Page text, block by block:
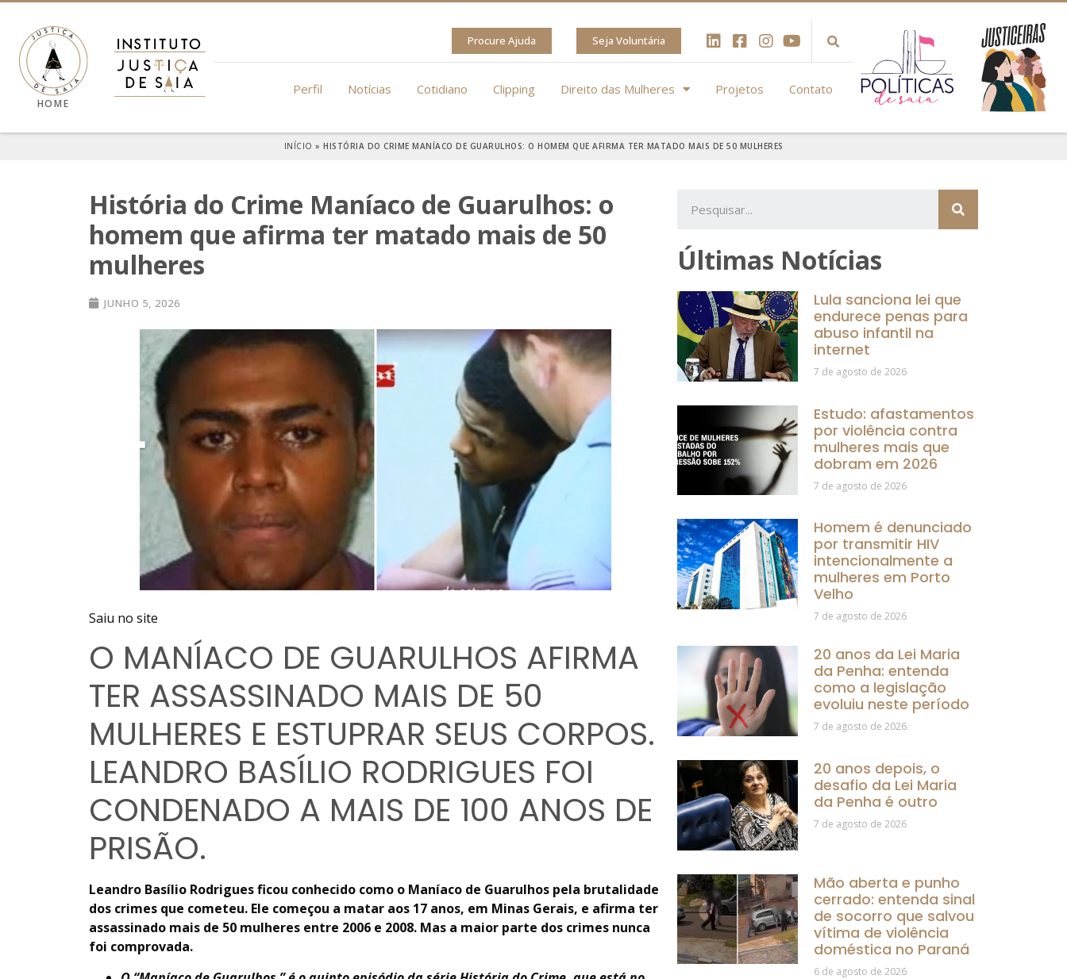
HOME
Procure Ajuda Seja Voluntária
Perfil Notícias Cotidiano Clipping Direito das Mulheres Projetos Contato
INÍCIO » HISTÓRIA DO CRIME MANÍACO DE GUARULHOS: O HOMEM QUE AFIRMA TER MATADO MAIS DE 50 MULHERES
História do Crime Maníaco de Guarulhos: o
homem que afirma ter matado mais de 50
mulheres
JUNHO 5, 2026
Saiu no site
O MANÍACO DE GUARULHOS AFIRMA
TER ASSASSINADO MAIS DE 50
MULHERES E ESTUPRAR SEUS CORPOS.
LEANDRO BASÍLIO RODRIGUES FOI
CONDENADO A MAIS DE 100 ANOS DE
PRISÃO.
Leandro Basílio Rodrigues ficou conhecido como o Maníaco de Guarulhos pela brutalidade
dos crimes que cometeu. Ele começou a matar aos 17 anos, em Minas Gerais, e afirma ter
assassinado mais de 50 mulheres entre 2006 e 2008. Mas a maior parte dos crimes nunca
foi comprovada.
Últimas Notícias
Lula sanciona lei que
endurece penas para
abuso infantil na
internet
7 de agosto de 2026
Estudo: afastamentos
por violência contra
mulheres mais que
dobram em 2026
7 de agosto de 2026
Homem é denunciado
por transmitir HIV
intencionalmente a
mulheres em Porto
Velho
7 de agosto de 2026
20 anos da Lei Maria
da Penha: entenda
como a legislação
evoluiu neste período
7 de agosto de 2026
20 anos depois, o
desafio da Lei Maria
da Penha é outro
7 de agosto de 2026
Mão aberta e punho
cerrado: entenda sinal
de socorro que salvou
vítima de violência
doméstica no Paraná
6 de agosto de 2026